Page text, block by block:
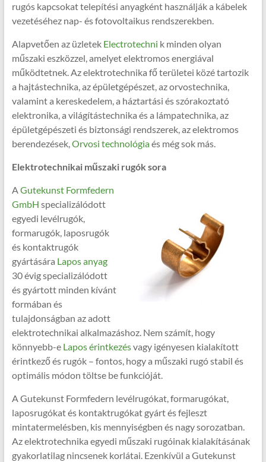
rugós kapcsokat telepítési anyagként használják a kábelek
vezetéséhez nap- és fotovoltaikus rendszerekben.
Alapvetően az üzletekElectrotechni k minden olyan
műszaki eszközzel, amelyet elektromos energiával
működtetnek. Az elektrotechnika fő területei közé tartozik
a hajtástechnika, az épületgépészet, az orvostechnika,
valamint a kereskedelem, a háztartási és szórakoztató
elektronika, a világítástechnika és a lámpatechnika, az
épületgépészeti és biztonsági rendszerek, az elektromos
berendezések,Orvosi technológiaés még sok más.
Elektrotechnikai műszaki rugók sora
AGutekunst Formfedern
GmbH specializálódott
egyedi levélrugók,
formarugók, laposrugók
és kontaktrugók
gyártására Lapos anyag
30 évig specializálódott
és gyártott minden kívánt
formában és
tulajdonságban az adott
elektrotechnikai alkalmazáshoz. Nem számít, hogy
könnyebb-eLapos érintkezésvagy igényesen kialakított
érintkező és rugók – fontos, hogy a műszaki rugó stabil és
optimális módon töltse be funkcióját.
A Gutekunst Formfedern levélrugókat, formarugókat,
laposrugókat és kontaktrugókat gyárt és fejleszt
mintatermelésben, kis mennyiségben és nagy sorozatban.
Az elektrotechnika egyedi műszaki rugóinak kialakításának
gyakorlatilag nincsenek korlátai. Ezenkívül a Gutekunst